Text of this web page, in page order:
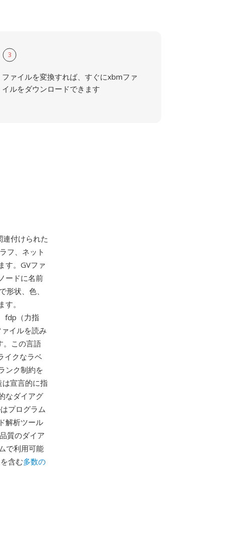
3
ファイルを変換すれば、すぐにxbmファ
イルをダウンロードできます
連付けられた
フ、ネット
す。GVファ
ードに名前
状、色、
。
fdp（力指
イルを読み
。この言語
イクなラベ
ンク制約を
宣言的に指
なダイアグ
プログラム
解析ツール
質のダイア
で利用可能
含む多数の